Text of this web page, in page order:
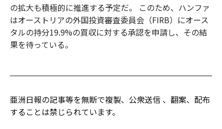
の拡大も積極的に推進する予定だ。 このため、ハンファ
はオーストリアの外国投資審査委員会（FIRB）にオース
タルの持分19.9%の買収に対する承認を申請し、その結
果を待っている。
亜洲日報の記事等を無断で複製、公衆送信 、翻案、配布
することは禁じられています。